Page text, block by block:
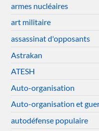
armes nucléaires
art militaire
assassinat d'opposants
Astrakan
ATESH
Auto-organisation
Auto-organisation et
autodéfense populaire